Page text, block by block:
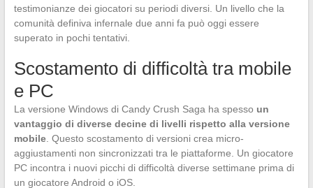
testimonianze dei giocatori su periodi diversi. Un livello che la
comunità definiva infernale due anni fa può oggi essere
superato in pochi tentativi.
Scostamento di difficoltà tra mobile
e PC
La versione Windows di Candy Crush Saga ha spesso un
vantaggio di diverse decine di livelli rispetto alla versione
mobile. Questo scostamento di versioni crea micro-
aggiustamenti non sincronizzati tra le piattaforme. Un giocatore
PC incontra i nuovi picchi di difficoltà diverse settimane prima di
un giocatore Android o iOS.